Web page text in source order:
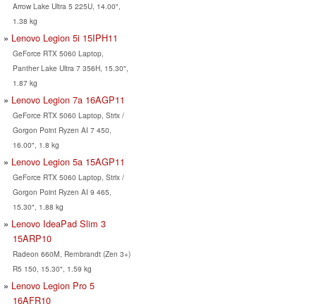
Arrow Lake Ultra 5 225U, 14.00",
1.38 kg
Lenovo Legion 5i 15IPH11
GeForce RTX 5060 Laptop,
Panther Lake Ultra 7 356H, 15.30",
1.87 kg
Lenovo Legion 7a 16AGP11
GeForce RTX 5060 Laptop, Strix /
Gorgon Point Ryzen AI 7 450,
16.00", 1.8 kg
Lenovo Legion 5a 15AGP11
GeForce RTX 5060 Laptop, Strix /
Gorgon Point Ryzen AI 9 465,
15.30", 1.88 kg
Lenovo IdeaPad Slim 3
15ARP10
Radeon 660M, Rembrandt (Zen 3+)
R5 150, 15.30", 1.59 kg
Lenovo Legion Pro 5
16AFR10